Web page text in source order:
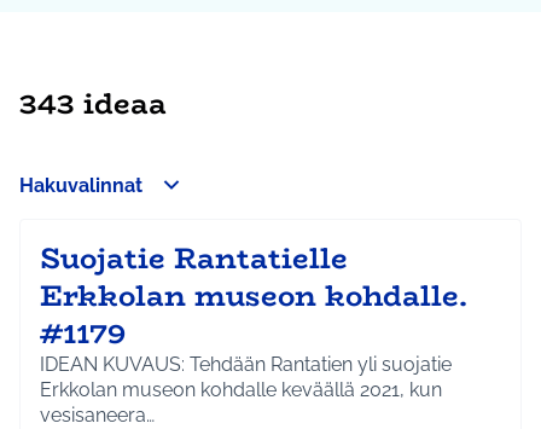
343 ideaa
Hakuvalinnat
Suojatie Rantatielle
Erkkolan museon kohdalle.
#1179
IDEAN KUVAUS: Tehdään Rantatien yli suojatie
Erkkolan museon kohdalle keväällä 2021, kun
vesisaneera…